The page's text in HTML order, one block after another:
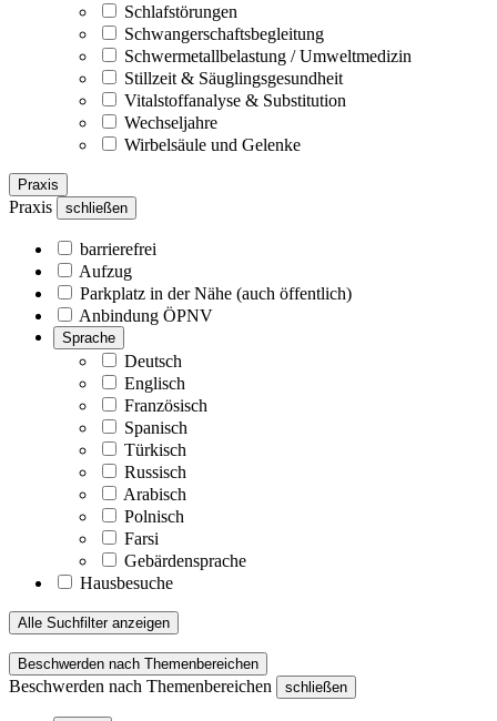
Schlafstörungen
Schwangerschaftsbegleitung
Schwermetallbelastung / Umweltmedizin
Stillzeit & Säuglingsgesundheit
Vitalstoffanalyse & Substitution
Wechseljahre
Wirbelsäule und Gelenke
Praxis
Praxis schließen
barrierefrei
Aufzug
Parkplatz in der Nähe (auch öffentlich)
Anbindung ÖPNV
Sprache
Deutsch
Englisch
Französisch
Spanisch
Türkisch
Russisch
Arabisch
Polnisch
Farsi
Gebärdensprache
Hausbesuche
Alle Suchfilter anzeigen
Beschwerden nach Themenbereichen
Beschwerden nach Themenbereichen schließen